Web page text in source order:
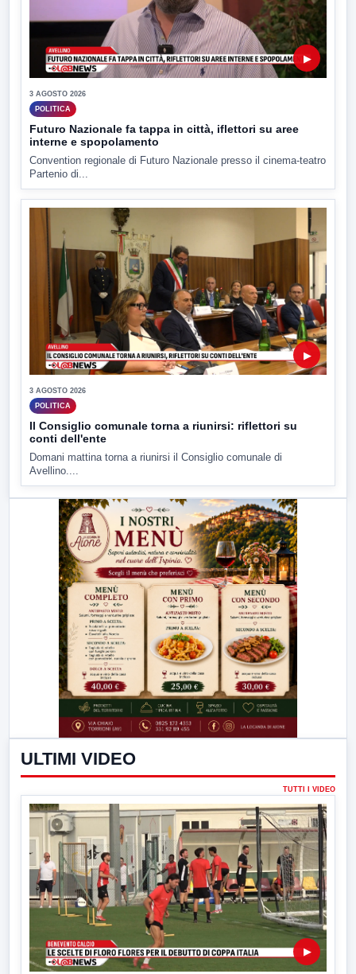
▶
3 AGOSTO 2026
POLITICA
Futuro Nazionale fa tappa in città, iflettori su aree
interne e spopolamento
Convention regionale di Futuro Nazionale presso il cinema-teatro
Partenio di...
▶
3 AGOSTO 2026
POLITICA
Il Consiglio comunale torna a riunirsi: riflettori su
conti dell'ente
Domani mattina torna a riunirsi il Consiglio comunale di
Avellino....
ULTIMI VIDEO
TUTTI I VIDEO
▶